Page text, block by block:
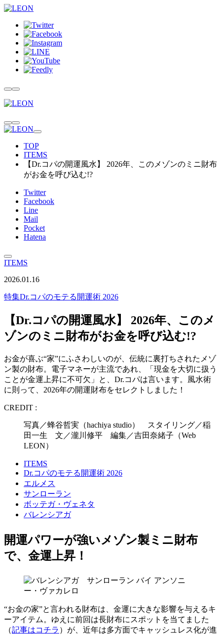
TOP
ITEMS
【Dr.コパの開運風水】 2026年、このメゾンのミニ財布
がお金を呼び込む!?
Twitter
Facebook
Line
Mail
Pocket
Hatena
ITEMS
2026.01.16
特集Dr.コパのモテる開運術 2026
【Dr.コパの開運風水】 2026年、このメ
ゾンのミニ財布がお金を呼び込む!?
お金が喜ぶ“家”にふさわしいのが、伝統に裏打ちされたメゾ
ン製の財布。電子マネーが主流であれ、「現金を大切に扱う
ことが金運上昇に不可欠」と、Dr.コパは言います。風水術
に則って、2026年の開運財布をセレクトしました！
CREDIT :
写真／蜂谷哲実（hachiya studio） スタイリング／稲
田一生 文／瀧川修平 編集／吉田奈緒子（Web
LEON）
ITEMS
Dr.コパのモテる開運術 2026
エルメス
サンローラン
ボッテガ・ヴェネタ
バレンシアガ
開運パワーが強いメゾン製ミニ財布
で、金運上昇！
“お金の家”と言われる財布は、金運に大きな影響を与えるキ
ーアイテム。ゆえに前回は長財布にスポットを当てました
（記事はコチラ ）が、近年は多方面でキャッシュレス化が進